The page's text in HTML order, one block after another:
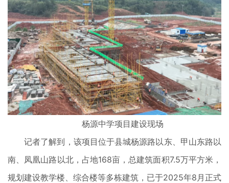
杨源中学项目建设现场
记者了解到，该项目位于县城杨源路以东、甲山东路以
南、凤凰山路以北，占地168亩，总建筑面积7.5万平方米，
规划建设教学楼、综合楼等多栋建筑，已于2025年8月正式